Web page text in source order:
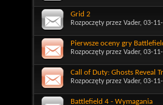
Grid 2
Rozpoczęty przez Vader, 03-
Pierwsze oceny gry
Rozpoczęty przez Vader, 03-
Call of Duty: Ghosts Reveal
Rozpoczęty przez Vader, 03-
Battlefield 4 - Wymagania